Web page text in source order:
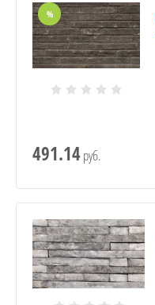
%
491.14руб.